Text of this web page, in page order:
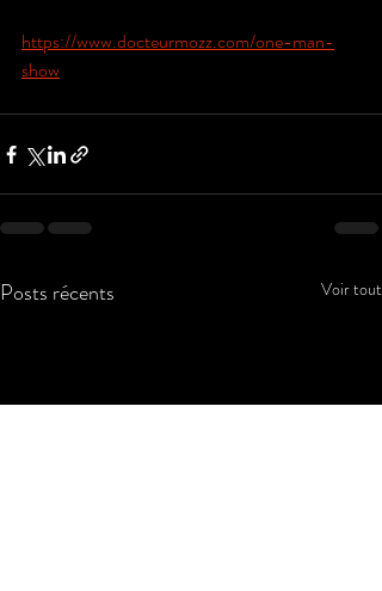
https://www.docteurmozz.com/one-man-
show
Posts récents Voir tout